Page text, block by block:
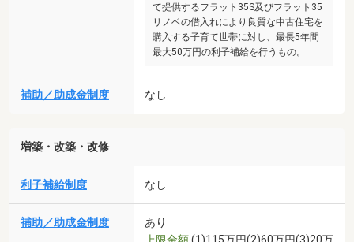
て提供するフラット35S及びフラット35
リノベの借入れにより良質な中古住宅を
購入する子育て世帯に対し、最長5年間
最大50万円の利子補給を行うもの。
補助／助成金制度 なし
増築・改築・改修
利子補給制度 なし
補助／助成金制度
あり
上限金額(1)115万円(2)60万円(3)20万